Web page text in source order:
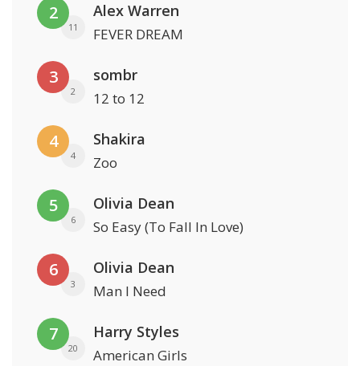
2
11
Alex Warren
FEVER DREAM
3
2
sombr
12 to 12
4
4
Shakira
Zoo
5
6
Olivia Dean
So Easy (To Fall In Love)
6
3
Olivia Dean
Man I Need
7
20
Harry Styles
American Girls